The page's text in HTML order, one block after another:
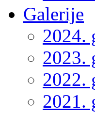
Galerije
2024.
2023.
2022.
2021.